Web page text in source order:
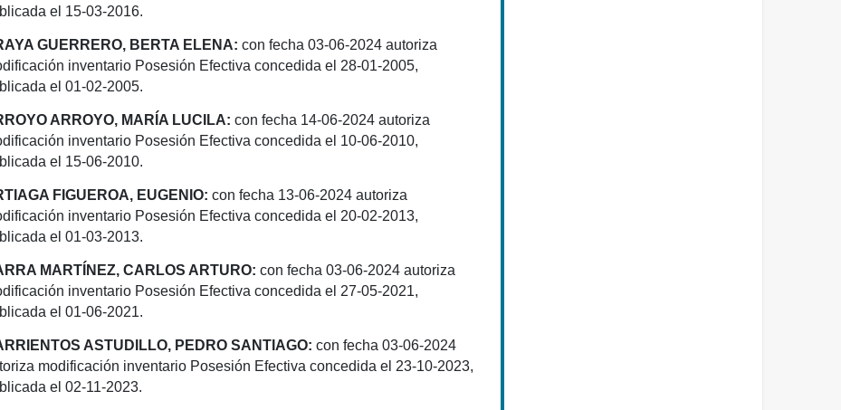
el 15-03-2016.
GUERRERO, BERTA ELENA: con fecha 03-06-2024 autoriza
inventario Posesión Efectiva concedida el 28-01-2005,
el 01-02-2005.
ARROYO, MARÍA LUCILA: con fecha 14-06-2024 autoriza
inventario Posesión Efectiva concedida el 10-06-2010,
el 15-06-2010.
FIGUEROA, EUGENIO: con fecha 13-06-2024 autoriza
inventario Posesión Efectiva concedida el 20-02-2013,
el 01-03-2013.
MARTÍNEZ, CARLOS ARTURO: con fecha 03-06-2024 autoriza
inventario Posesión Efectiva concedida el 27-05-2021,
el 01-06-2021.
ASTUDILLO, PEDRO SANTIAGO: con fecha 03-06-2024
modificación inventario Posesión Efectiva concedida el 23-10-2023,
el 02-11-2023.